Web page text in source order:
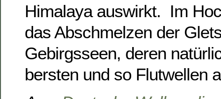
Himalaya auswirkt. Im
das Abschmelzen der
Gebirgsseen, deren
bersten und so Flutwellen